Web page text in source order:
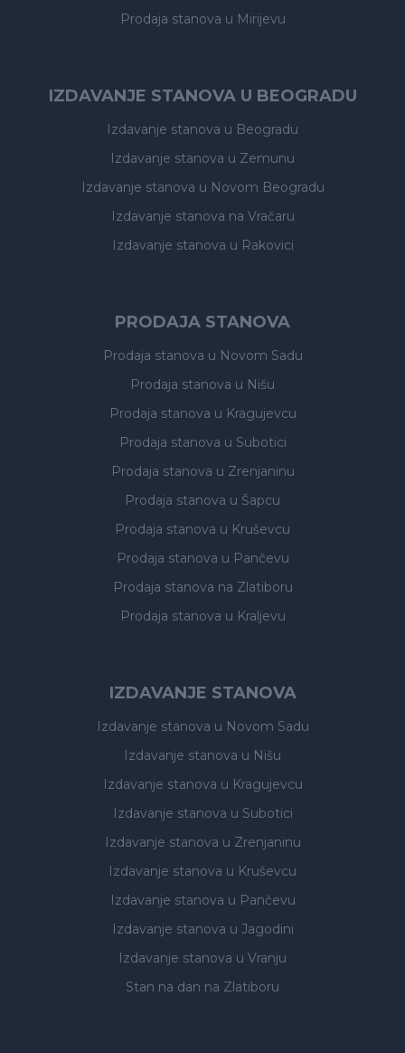
Prodaja stanova u Mirijevu
IZDAVANJE STANOVA U BEOGRADU
Izdavanje stanova u Beogradu
Izdavanje stanova u Zemunu
Izdavanje stanova u Novom Beogradu
Izdavanje stanova na Vračaru
Izdavanje stanova u Rakovici
PRODAJA STANOVA
Prodaja stanova u Novom Sadu
Prodaja stanova u Nišu
Prodaja stanova u Kragujevcu
Prodaja stanova u Subotici
Prodaja stanova u Zrenjaninu
Prodaja stanova u Šapcu
Prodaja stanova u Kruševcu
Prodaja stanova u Pančevu
Prodaja stanova na Zlatiboru
Prodaja stanova u Kraljevu
IZDAVANJE STANOVA
Izdavanje stanova u Novom Sadu
Izdavanje stanova u Nišu
Izdavanje stanova u Kragujevcu
Izdavanje stanova u Subotici
Izdavanje stanova u Zrenjaninu
Izdavanje stanova u Kruševcu
Izdavanje stanova u Pančevu
Izdavanje stanova u Jagodini
Izdavanje stanova u Vranju
Stan na dan na Zlatiboru